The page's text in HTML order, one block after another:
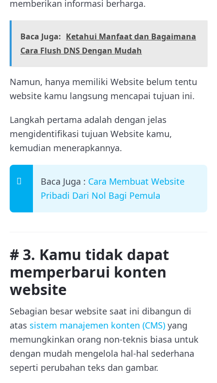
memberikan informasi berharga.
Baca Juga: Ketahui Manfaat dan Bagaimana
Cara Flush DNS Dengan Mudah
Namun, hanya memiliki Website belum tentu
website kamu langsung mencapai tujuan ini.
Langkah pertama adalah dengan jelas
mengidentifikasi tujuan Website kamu,
kemudian menerapkannya.
Baca Juga : Cara Membuat Website
Pribadi Dari Nol Bagi Pemula
# 3. Kamu tidak dapat
memperbarui konten
website
Sebagian besar website saat ini dibangun di
atas sistem manajemen konten (CMS) yang
memungkinkan orang non-teknis biasa untuk
dengan mudah mengelola hal-hal sederhana
seperti perubahan teks dan gambar.